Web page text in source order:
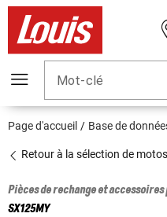
Mot-clé
Page d'accueil Base de
Retour à la sélection de motos
Pièces de rechange et
SX125MY